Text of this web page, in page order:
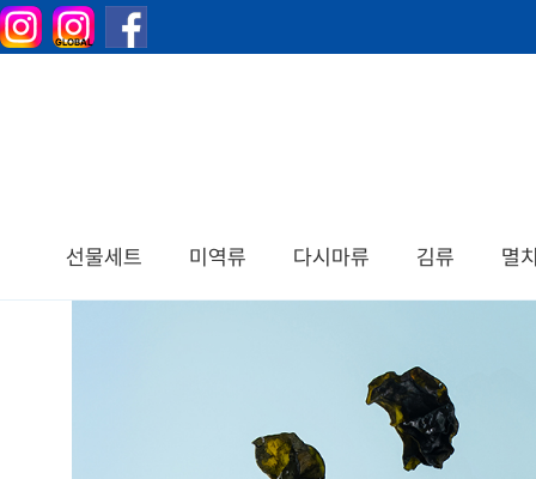
선물세트 미역류 다시마류 김류 멸